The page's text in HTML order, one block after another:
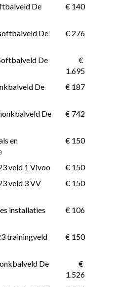
De
€ 140
De
€ 276
De
1.695
De
€ 187
De
€ 742
€ 150
veld 1 Vivoo
€ 150
€ 150
€ 106
trainingveld
€ 150
De
1.526